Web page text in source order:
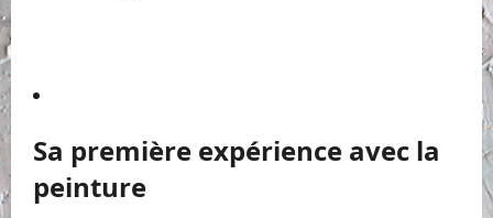
Sa première expérience avec la
peinture